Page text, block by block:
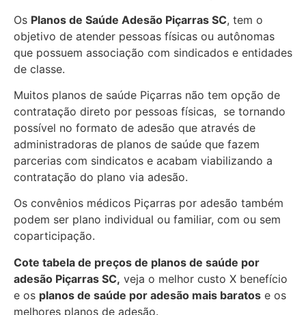
Os Planos de Saúde Adesão Piçarras SC, tem o
objetivo de atender pessoas físicas ou autônomas
que possuem associação com sindicados e entidades
de classe.
Muitos planos de saúde Piçarras não tem opção de
contratação direto por pessoas físicas, se tornando
possível no formato de adesão que através de
administradoras de planos de saúde que fazem
parcerias com sindicatos e acabam viabilizando a
contratação do plano via adesão.
Os convênios médicos Piçarras por adesão também
podem ser plano individual ou familiar, com ou sem
coparticipação.
Cote tabela de preços de planos de saúde por
adesão Piçarras SC, veja o melhor custo X benefício
e os planos de saúde por adesão mais baratos e os
melhores planos de adesão.